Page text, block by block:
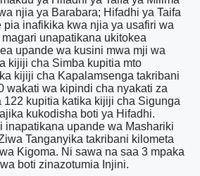
njia ya Barabara; Hifadhi ya Taifa
pia inafikika kwa njia ya usafiri wa
unapatikana ukitokea
upande wa kusini mwa mji wa
kijiji cha Simba kupitia mto
kijiji cha Kapalamsenga takribani
wakati wa kipindi cha nyakati za
122 kupitia katika kijiji cha Sigunga
kukodisha boti ya Hifadhi.
inapatikana upande wa Mashariki
Tanganyika takribani kilometa
Kigoma. Ni sawa na saa 3 mpaka
boti zinazotumia Injini.